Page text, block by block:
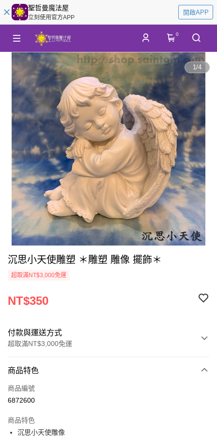
聖哲曼魔法屋
立刻使用官方APP
開啟APP
0
1/4
沉思小天使雕塑 ＊雕塑 雕像 擺飾＊
超取滿NT$3,000免運
NT$350
付款與運送方式
超取滿NT$3,000免運
信用卡一次付款
超商取貨付款
Apple Pay
商品特色
商品編號
6872600
商品特色
沉思小天使雕像